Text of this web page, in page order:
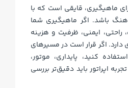
ماهیگیری، قایقی است که با
باشد. اگر ماهیگیری شما
ایمنی، ظرفیت و هزینه
اگر قرار است در مسیرهای
کنید، پایداری، موتور،
اپراتور باید دقیق‌تر بررسی